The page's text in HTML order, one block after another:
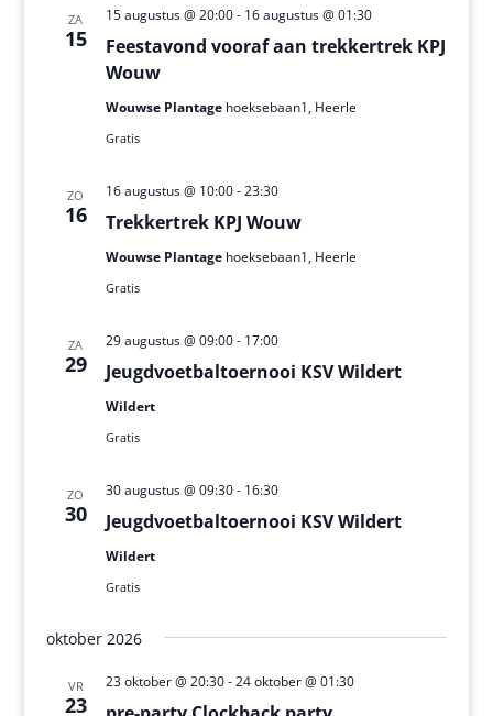
navigatie
ZA
15
Feestavond vooraf aan trekkertrek KPJ
Wouw
15 augustus @ 20:00- 16 augustus @ 01:30
Wouwse Plantage hoeksebaan1, Heerle
Gratis
ZO
16 Trekkertrek KPJ Wouw
16 augustus @ 10:00-23:30
Wouwse Plantage hoeksebaan1, Heerle
Gratis
ZA
29 Jeugdvoetbaltoernooi KSV Wildert
29 augustus @ 09:00- 17:00
Wildert
Gratis
ZO
30 Jeugdvoetbaltoernooi KSV Wildert
30 augustus @ 09:30- 16:30
Wildert
Gratis
oktober 2026
VR
23
23 oktober @ 20:30-24 oktober @ 01:30